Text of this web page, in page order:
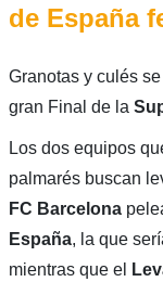
de España
Granotas y culés
gran Final de la
Los dos equipos
palmarés buscan
FC Barcelona
España, la que
mientras que el